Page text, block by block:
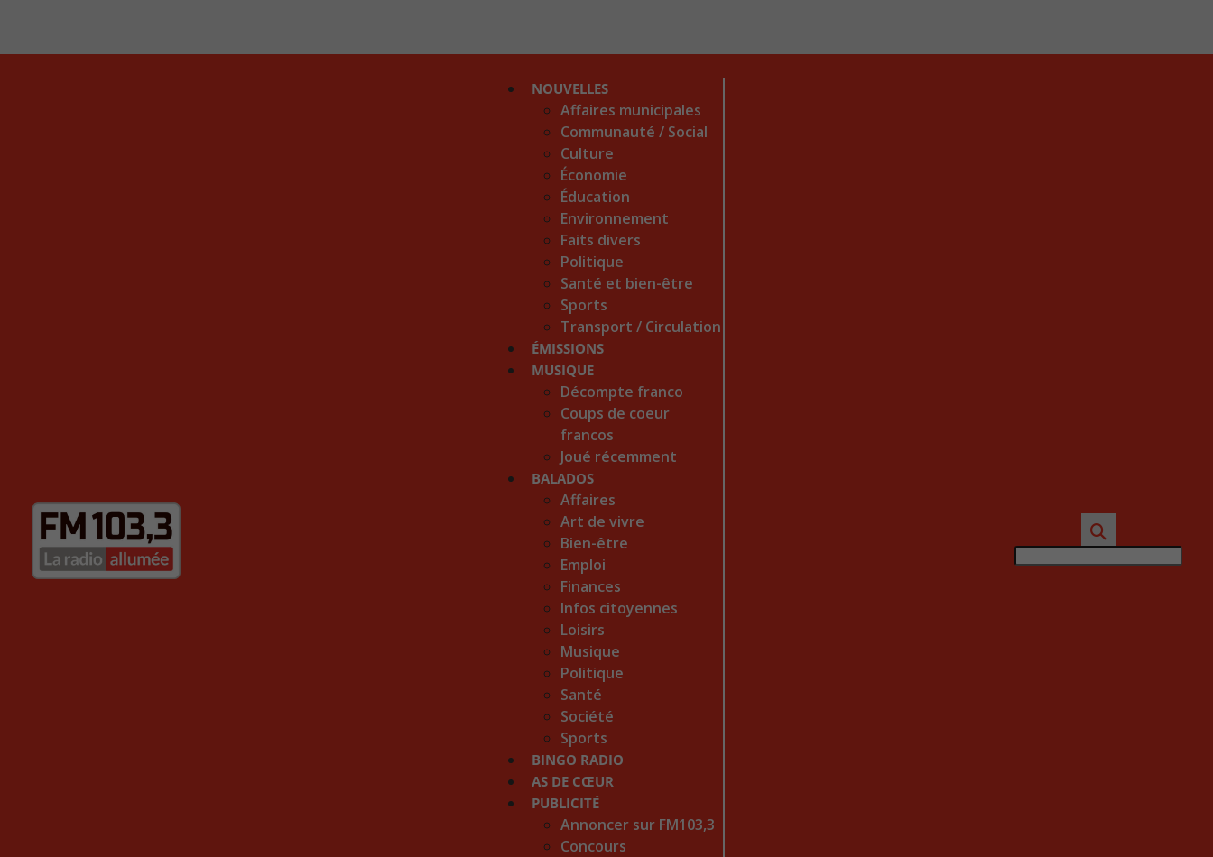
NOUVELLES
Affaires municipales
Communauté / Social
Culture
Économie
Éducation
Environnement
Faits divers
Politique
Santé et bien-être
Sports
Transport / Circulation
ÉMISSIONS
MUSIQUE
Décompte franco
Coups de coeur
francos
Joué récemment
BALADOS
Affaires
Art de vivre
Bien-être
Emploi
Finances
Infos citoyennes
Loisirs
Musique
Politique
Santé
Société
Sports
BINGO RADIO
AS DE CŒUR
PUBLICITÉ
Annoncer sur FM103,3
Concours